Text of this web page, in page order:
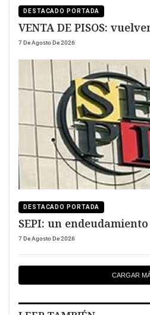
DESTACADO PORTADA
VENTA DE PISOS:
7 De Agosto De 2026
DESTACADO PORTADA
SEPI: un
7 De Agosto De 2026
CARGAR